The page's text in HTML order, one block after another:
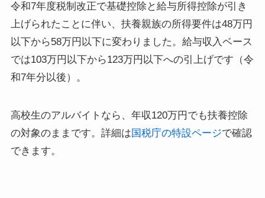
令和7年度税制改正で基礎控除と給与所得控除が引き
上げられたことに伴い、扶養親族の所得要件は48万円
以下から58万円以下に変わりました。給与収入ベース
では103万円以下から123万円以下への引上げです（令
和7年分以後）。
高校生のアルバイトなら、年収120万円でも扶養控除
の対象のままです。詳細は 国税庁の特設ページで確認
できます。